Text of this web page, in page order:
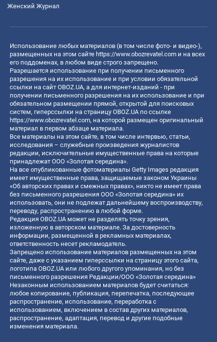
Женский Журнал
Использование любых материалов (в том числе фото- и видео-),
размещенных на этом сайте https://www.obozrevatel.com и на всех
его поддоменах, в любом виде строго запрещено.
Разрешается использование при получении письменного
разрешения на их использование и при условии обязательной
ссылки на сайт OBOZ.UA, а для интернет-изданий - при
получении письменного разрешения на их использование и при
обязательном размещении прямой, открытой для поисковых
систем, гиперссылки на страницу OBOZ.UA по ссылке
https://www.obozrevatel.com, на которой размещен оригинальный
материал в первом абзаце материала.
Все материалы на этом сайте, в том числе интервью, статьи,
исследования – служебные произведения журналистов
редакции, исключительные имущественные права на которые
принадлежат ООО «Золотая середина».
На все опубликованные фотоматериалы Getty Images редакция
имеет имущественные права, защищаемые законом Украины
«Об авторских правах и смежных правах», никто не имеет права
без письменного разрешения ООО «Золотая середина» их
использовать, они не подлежат дальнейшему воспроизводству,
переводу, распространению в любой форме.
Редакция OBOZ.UA может не разделять точку зрения,
изложенную в авторском материале. За достоверность
информации, размещенной в рекламных материалах,
ответственность несет рекламодатель.
Запрещено использование материалов размещенных на этом
сайте, даже с указанием гиперссылки на страницу этого сайта,
логотипа OBOZ.UA или любого другого упоминания, но без
письменного разрешения Редакции/ООО «Золотая середина»
Незаконным использованием материалов будет считаться:
любое копирование, публикация, перепечатка, последующее
распространение, использование, переработка с
использованием, включением в состав других материалов,
распространение, адаптация, перевод и другие подобные
изменения материала.